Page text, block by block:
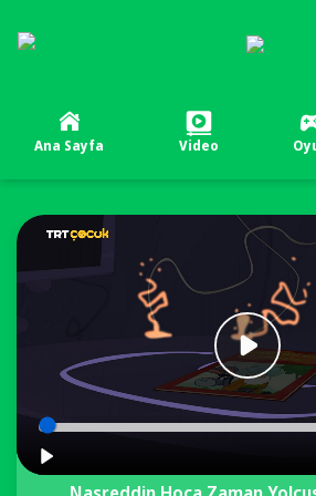
Ana Sayfa Video